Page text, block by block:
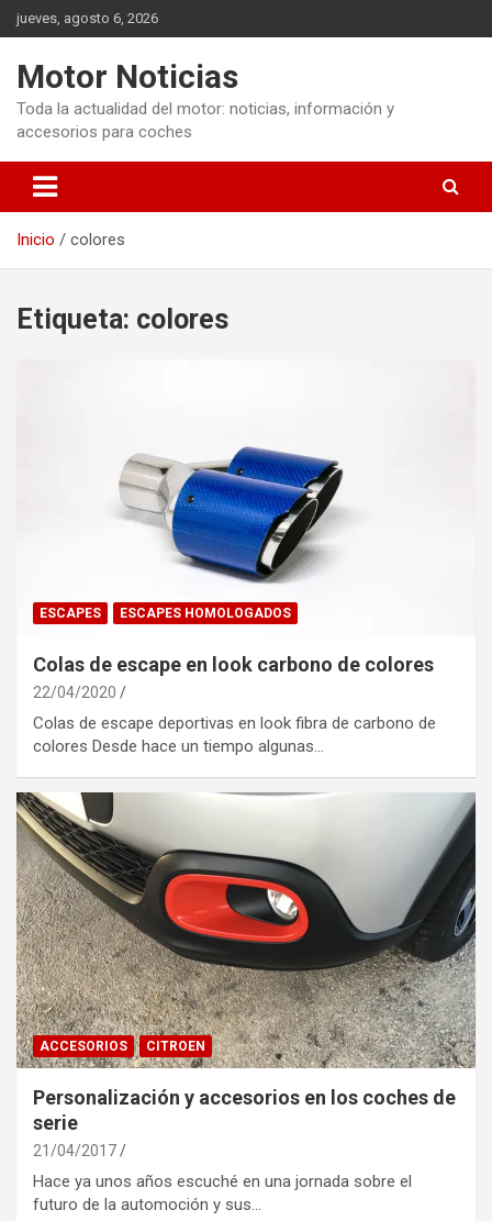
Saltar
al
jueves, agosto 6, 2026
Motor Noticias
Toda la actualidad del motor: noticias, información y
accesorios para coches
Inicio colores
Etiqueta: colores
ESCAPES ESCAPES HOMOLOGADOS
Colas de escape en look carbono de colores
22/04/2020
Colas de escape deportivas en look fibra de carbono de
colores Desde hace un tiempo algunas…
ACCESORIOS CITROEN
Personalización y accesorios en los coches de
serie
21/04/2017
Hace ya unos años escuché en una jornada sobre el
futuro de la automoción y sus…